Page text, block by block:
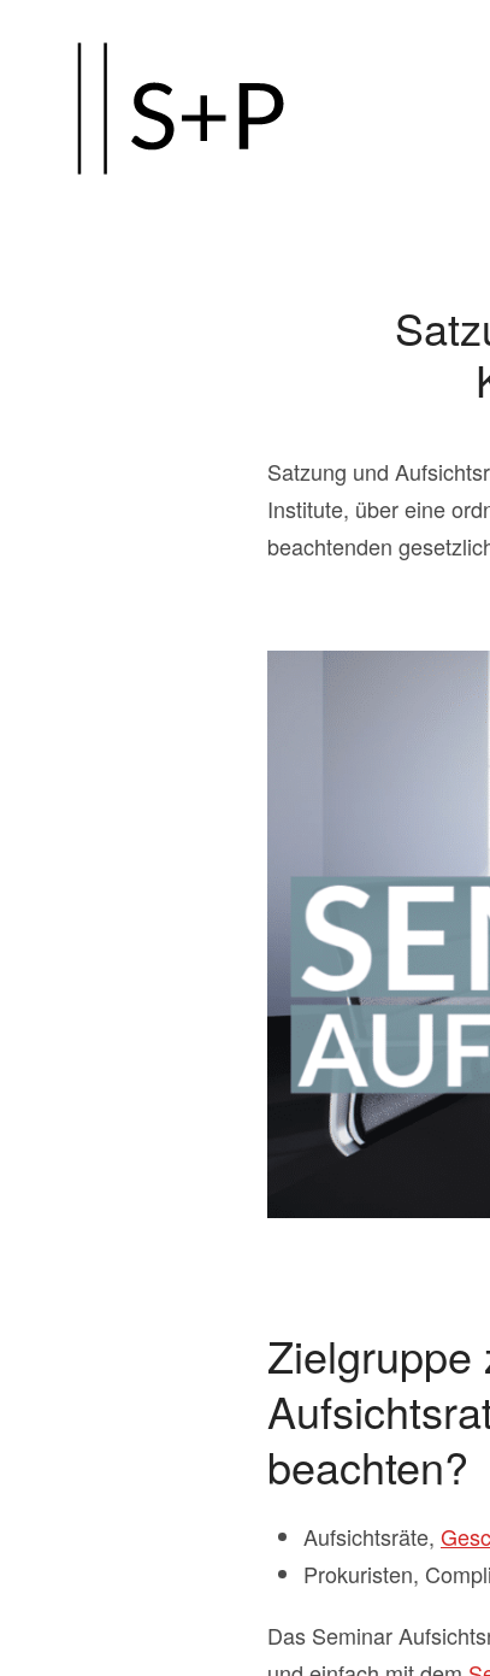
Hauptinhalt
Satzung und
Institute, über eine
beachtenden
Zielgruppe
beachten?
Aufsichtsräte,
Prokuristen,
Das Seminar